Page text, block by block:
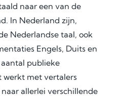
naar een van de
In Nederland zijn,
Nederlandse taal, ook
Engels, Duits en
publieke
werkt met vertalers
allerlei verschillende